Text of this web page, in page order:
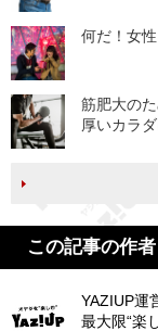
何だ！女
筋肥大の
厚いカラ
この記事の作者
YAZIUP運
最大限“楽